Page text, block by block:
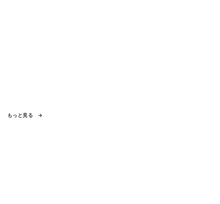
もっと見る